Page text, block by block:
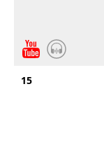
15